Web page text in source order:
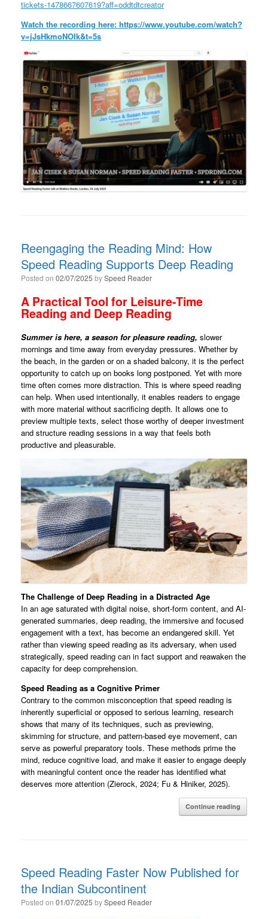
tickets-1478667607619?aff=oddtdtcreator
Watch the recording here: https://www.youtube.com/watch?
v=jJsHkmoNOIk&t=5s
Reengaging the Reading Mind: How
Speed Reading Supports Deep Reading
Posted on 02/07/2025 bySpeed Reader
A Practical Tool for Leisure-Time
Reading and Deep Reading
Summer is here, a season for pleasure reading, slower
mornings and time away from everyday pressures. Whether by
the beach, in the garden or on a shaded balcony, it is the perfect
opportunity to catch up on books long postponed. Yet with more
time often comes more distraction. This is where speed reading
can help. When used intentionally, it enables readers to engage
with more material without sacrificing depth. It allows one to
preview multiple texts, select those worthy of deeper investment
and structure reading sessions in a way that feels both
productive and pleasurable.
The Challenge of Deep Reading in a Distracted Age
In an age saturated with digital noise, short-form content, and AI-
generated summaries, deep reading, the immersive and focused
engagement with a text, has become an endangered skill. Yet
rather than viewing speed reading as its adversary, when used
strategically, speed reading can in fact support and reawaken the
capacity for deep comprehension.
Speed Reading as a Cognitive Primer
Contrary to the common misconception that speed reading is
inherently superficial or opposed to serious learning, research
shows that many of its techniques, such as previewing,
skimming for structure, and pattern-based eye movement, can
serve as powerful preparatory tools. These methods prime the
mind, reduce cognitive load, and make it easier to engage deeply
with meaningful content once the reader has identified what
deserves more attention (Zierock, 2024; Fu & Hiniker, 2025).
Continue reading
Speed Reading Faster Now Published for
the Indian Subcontinent
Posted on 01/07/2025 bySpeed Reader